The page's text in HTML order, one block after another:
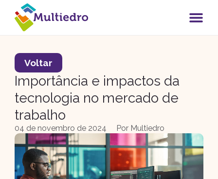
Voltar
Importância e impactos da
tecnologia no mercado de
trabalho
04 de novembro de 2024 Por Multiedro